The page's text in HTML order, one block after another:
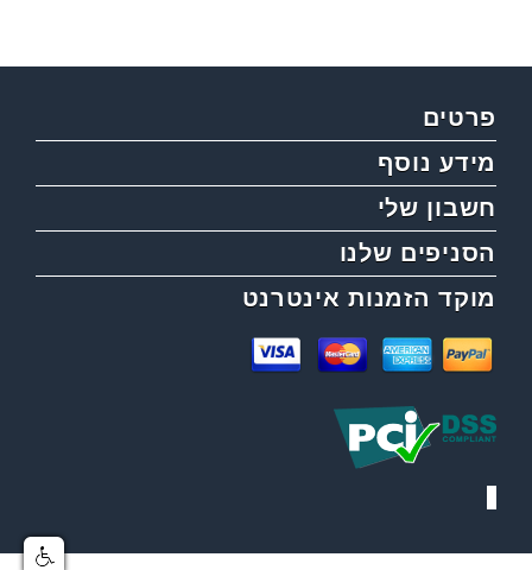
פרטים
מידע נוסף
חשבון שלי
הסניפים שלנו
מוקד הזמנות אינטרנט